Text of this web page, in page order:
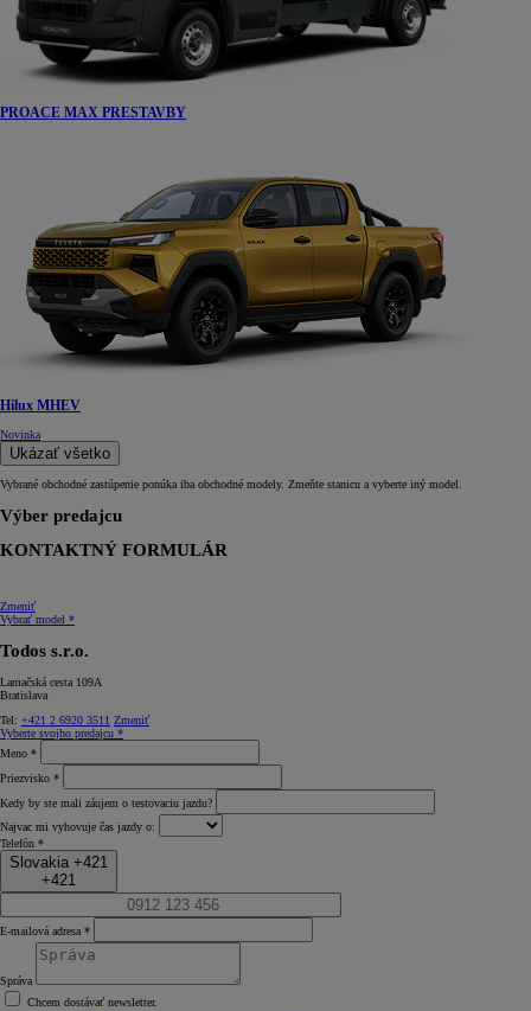
PROACE MAX PRESTAVBY
Hilux MHEV
Novinka
Ukázať všetko
Vybrané obchodné zastúpenie ponúka iba obchodné modely. Zmeňte stanicu a vyberte iný model.
Výber predajcu
KONTAKTNÝ FORMULÁR
Zmeniť
Vybrať model *
Todos s.r.o.
Lamačská cesta 109A
Bratislava
Tel: +421 2 6920 3511 Zmeniť
Vyberte svojho predajcu *
Meno *
Priezvisko *
Kedy by ste mali záujem o testovaciu jazdu?
Najvac mi vyhovuje čas jazdy o:
Telefón *
Slovakia +421
+421
E-mailová adresa *
Správa
Chcem dostávať newsletter.